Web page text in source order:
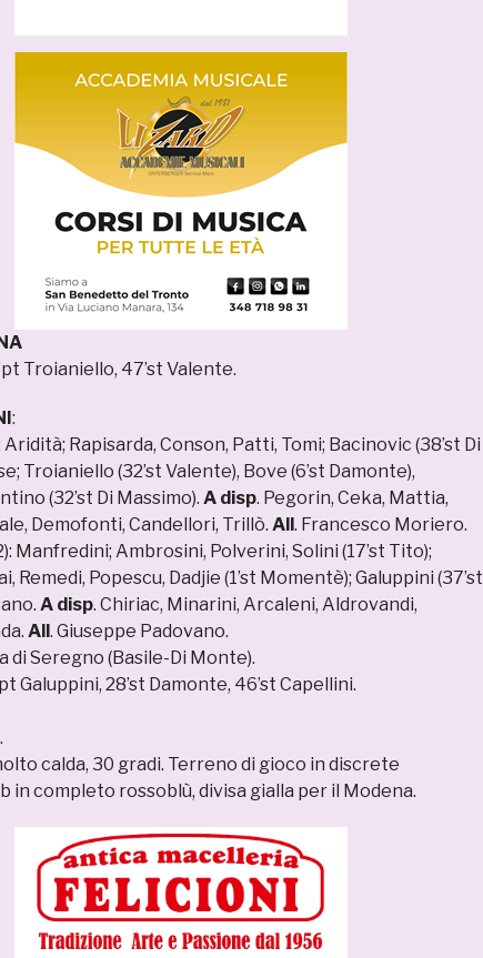
Troianiello, 47’st Valente.
:
Aridità; Rapisarda, Conson, Patti, Tomi; Bacinovic (38’st Di
Troianiello (32’st Valente), Bove (6’st Damonte),
(32’st Di Massimo). A disp. Pegorin, Ceka, Mattia,
Demofonti, Candellori, Trillò. All. Francesco Moriero.
Manfredini; Ambrosini, Polverini, Solini (17’st Tito);
Remedi, Popescu, Dadjie (1’st Momentè); Galuppini (37’st
A disp. Chiriac, Minarini, Arcaleni, Aldrovandi,
All. Giuseppe Padovano.
di Seregno (Basile-Di Monte).
Galuppini, 28’st Damonte, 46’st Capellini.
calda, 30 gradi. Terreno di gioco in discrete
in completo rossoblù, divisa gialla per il Modena.